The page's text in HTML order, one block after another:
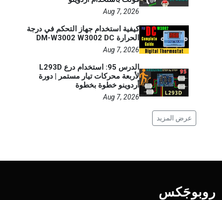
Aug 7, 2026
كيفية استخدام جهاز التحكم في درجة
الحرارة DM-W3002 W3002 DC
Aug 7, 2026
الدرس 95: استخدام درع L293D
لأربعة محركات تيار مستمر | دورة
أردوينو خطوة بخطوة
Aug 7, 2026
عرض المزيد
روبوجَکس